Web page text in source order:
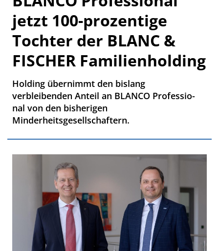
jetzt 100-prozentige
Tochter der BLANC &
FISCHER Familienholding
Holding übernimmt den bislang
verbleibenden Anteil an BLANCO Professio-
nal von den bisherigen
Minderheitsgesellschaftern.